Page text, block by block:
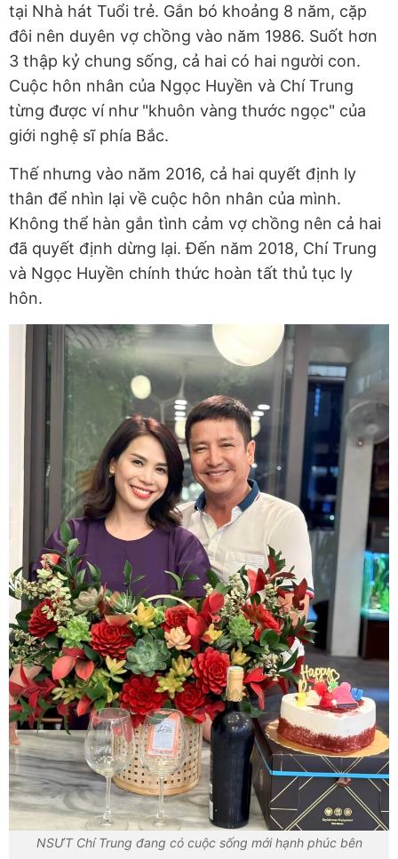
tại Nhà hát Tuổi trẻ. Gắn bó khoảng 8 năm, cặp
đôi nên duyên vợ chồng vào năm 1986. Suốt hơn
3 thập kỷ chung sống, cả hai có hai người con.
Cuộc hôn nhân của Ngọc Huyền và Chí Trung
từng được ví như "khuôn vàng thước ngọc" của
giới nghệ sĩ phía Bắc.
Thế nhưng vào năm 2016, cả hai quyết định ly
thân để nhìn lại về cuộc hôn nhân của mình.
Không thể hàn gắn tình cảm vợ chồng nên cả hai
đã quyết định dừng lại. Đến năm 2018, Chí Trung
và Ngọc Huyền chính thức hoàn tất thủ tục ly
hôn.
NSƯT Chí Trung đang có cuộc sống mới hạnh phúc bên